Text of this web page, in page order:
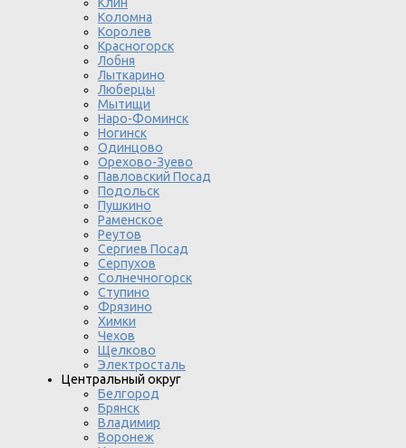
Коломна
Королев
Красногорск
Лобня
Лыткарино
Люберцы
Мытищи
Наро-Фоминск
Ногинск
Одинцово
Орехово-Зуево
Павловский Посад
Подольск
Пушкино
Раменское
Реутов
Сергиев Посад
Серпухов
Солнечногорск
Ступино
Фрязино
Химки
Чехов
Щелково
Электросталь
Центральный округ
Белгород
Брянск
Владимир
Воронеж